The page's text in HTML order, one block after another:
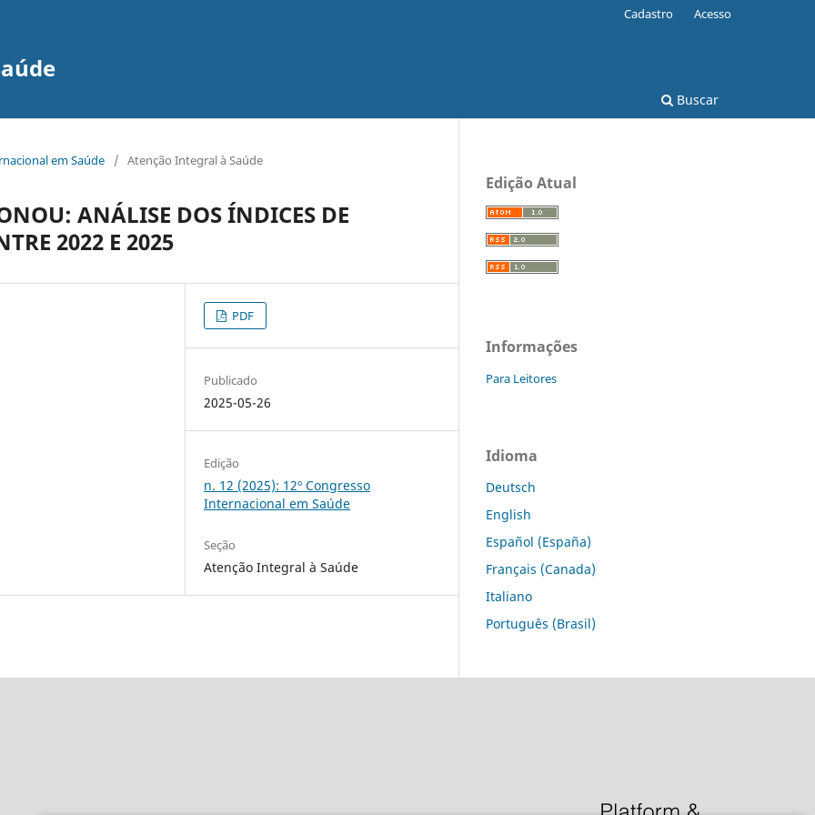
Buscar
Cadastro Acesso
em Saúde / Atenção Integral à Saúde
ANÁLISE DOS ÍNDICES DE
2022 E 2025
PDF
Publicado
2025-05-26
Edição
n. 12 (2025): 12º Congresso
Internacional em Saúde
Seção
Atenção Integral à Saúde
Edição Atual
Informações
Para Leitores
Idioma
Deutsch
English
Español (España)
Français (Canada)
Italiano
Português (Brasil)